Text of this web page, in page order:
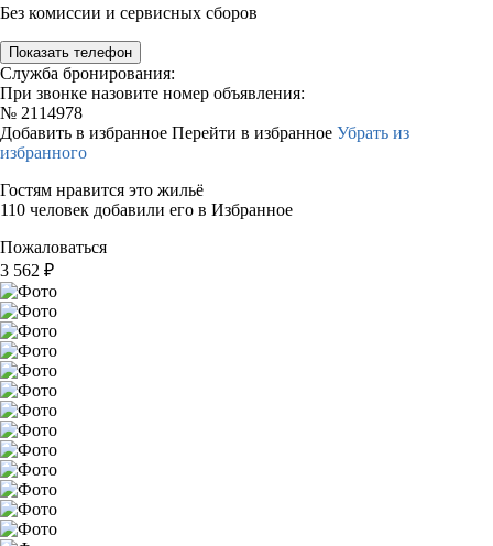
Без комиссии и сервисных сборов
Показать телефон
Служба бронирования:
При звонке назовите номер объявления:
№ 2114978
Добавить в избранное Перейти в избранное Убрать из
избранного
Гостям нравится это жильё
110 человек добавили его в Избранное
Пожаловаться
3 562 ₽